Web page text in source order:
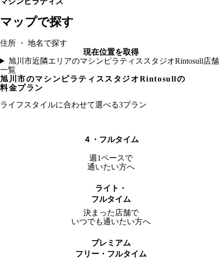
マップで探す
現在位置を取得
旭川市近隣エリアのマシンピラティススタジオRintosull店舗
一覧
旭川市のマシンピラティススタジオRintosullの
料金プラン
ライフスタイルに合わせて選べる3プラン
４・フルタイム
週1ペースで
通いたい方へ
ライト・
フルタイム
決まった店舗で
いつでも通いたい方へ
プレミアム
フリー・フルタイム